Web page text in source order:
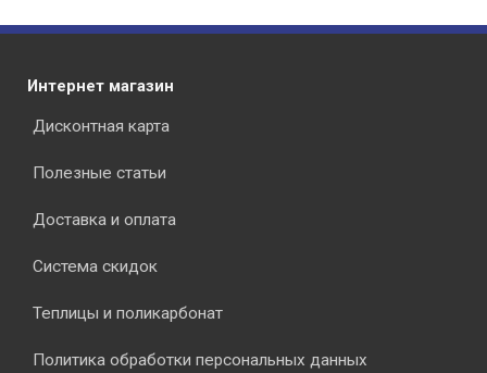
Интернет магазин
Дисконтная карта
Полезные статьи
Доставка и оплата
Система скидок
Теплицы и поликарбонат
Политика обработки персональных данных